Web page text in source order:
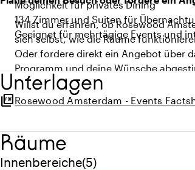
Möglichkeit für privates Dining
134 Zimmer und Suiten für
Geeignet für mehrtägige Events und
Willst du erfahren, ob Rosewood
sieh selbst, wie die Räume
Oder fordere direkt ein Angebot über
Programm und deine Wünsche
Unterlagen
picture_as_pdfRosewood Amsterdam - Events
Räume
Innenbereiche
Menge innenbereiche: 5
(5)